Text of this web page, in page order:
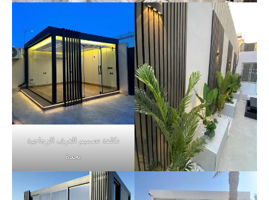
تكلفة تصميم الغرف الزجاجية
بجدة